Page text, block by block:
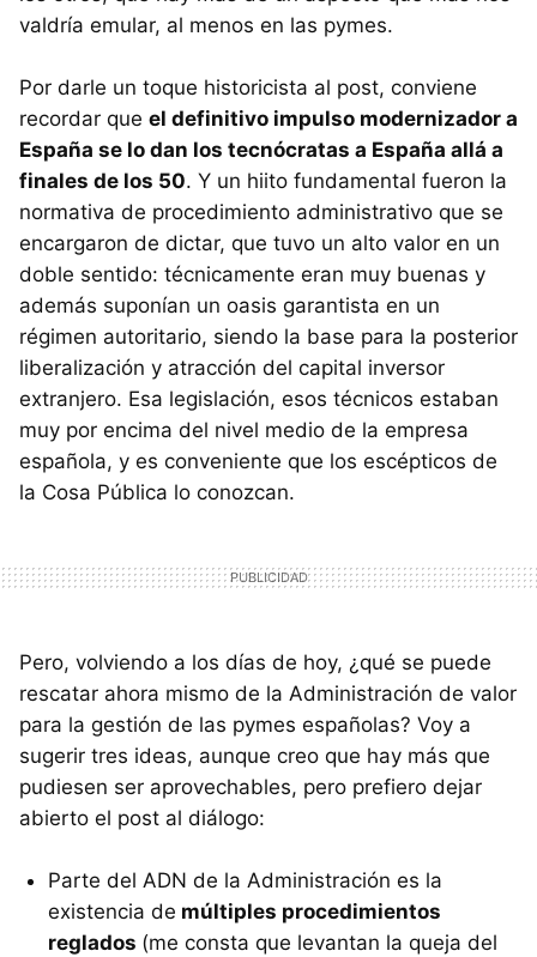
valdría emular, al menos en las pymes.
Por darle un toque historicista al post, conviene
recordar que el definitivo impulso modernizador a
España se lo dan los tecnócratas a España allá a
finales de los 50. Y un hiito fundamental fueron la
normativa de procedimiento administrativo que se
encargaron de dictar, que tuvo un alto valor en un
doble sentido: técnicamente eran muy buenas y
además suponían un oasis garantista en un
régimen autoritario, siendo la base para la posterior
liberalización y atracción del capital inversor
extranjero. Esa legislación, esos técnicos estaban
muy por encima del nivel medio de la empresa
española, y es conveniente que los escépticos de
la Cosa Pública lo conozcan.
Pero, volviendo a los días de hoy, ¿qué se puede
rescatar ahora mismo de la Administración de valor
para la gestión de las pymes españolas? Voy a
sugerir tres ideas, aunque creo que hay más que
pudiesen ser aprovechables, pero prefiero dejar
abierto el post al diálogo:
Parte del ADN de la Administración es la
existencia de múltiples procedimientos
reglados (me consta que levantan la queja del